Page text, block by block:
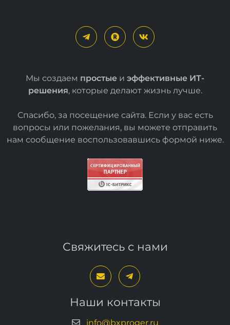
Мы создаем простые и эффективные ИТ-
решения, которые делают жизнь лучше.
Спасибо, за посещение сайта. Если у вас есть
вопросы или пожелания, вы можете отправить
нам сообщение воспользовавшись формой ниже.
Свяжитесь с нами
Наши контакты
info@bxproger.ru